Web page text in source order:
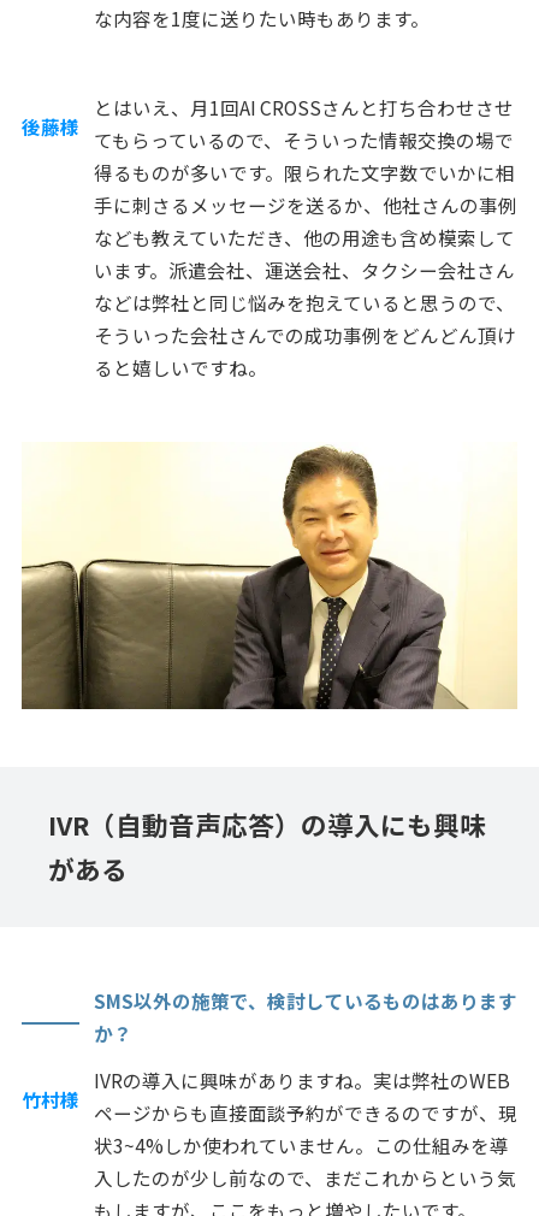
な内容を1度に送りたい時もあります。
後藤様
とはいえ、月1回AI CROSSさんと打ち合わせさせ
てもらっているので、そういった情報交換の場で
得るものが多いです。限られた文字数でいかに相
手に刺さるメッセージを送るか、他社さんの事例
なども教えていただき、他の用途も含め模索して
います。派遣会社、運送会社、タクシー会社さん
などは弊社と同じ悩みを抱えていると思うので、
そういった会社さんでの成功事例をどんどん頂け
ると嬉しいですね。
IVR（自動音声応答）の導入にも興味
がある
SMS以外の施策で、検討しているものはあります
か？
竹村様
IVRの導入に興味がありますね。実は弊社のWEB
ページからも直接面談予約ができるのですが、現
状3~4%しか使われていません。この仕組みを導
入したのが少し前なので、まだこれからという気
もしますが、ここをもっと増やしたいです。